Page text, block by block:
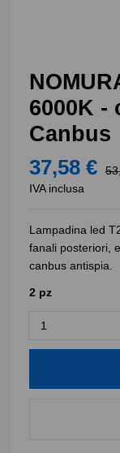
6000K -
Canbus
37,58 €
IVA inclusa
Lampadina led
fanali posteriori,
canbus antispia.
2 pz